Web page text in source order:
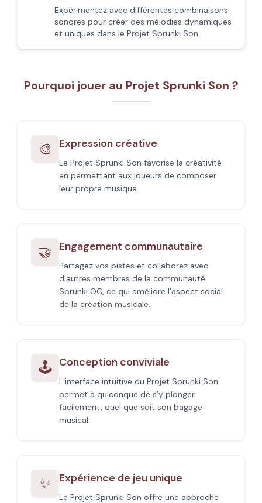
Expérimentez avec différentes combinaisons
sonores pour créer des mélodies dynamiques
et uniques dans le Projet Sprunki Son.
Pourquoi jouer au Projet Sprunki Son ?
🎨 Expression créative
Le Projet Sprunki Son favorise la créativité
en permettant aux joueurs de composer
leur propre musique.
🤝 Engagement communautaire
Partagez vos pistes et collaborez avec
d’autres membres de la communauté
Sprunki OC, ce qui améliore l’aspect social
de la création musicale.
🕹️ Conception conviviale
L’interface intuitive du Projet Sprunki Son
permet à quiconque de s’y plonger
facilement, quel que soit son bagage
musical.
✨ Expérience de jeu unique
Le Projet Sprunki Son offre une approche